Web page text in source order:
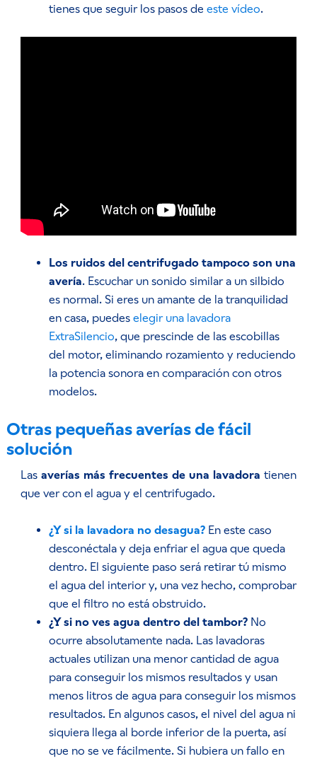
tienes que seguir los pasos de este vídeo.
Los ruidos del centrifugado tampoco son una
avería. Escuchar un sonido similar a un silbido
es normal. Si eres un amante de la tranquilidad
en casa, puedes elegir una lavadora
ExtraSilencio, que prescinde de las escobillas
del motor, eliminando rozamiento y reduciendo
la potencia sonora en comparación con otros
modelos.
Otras pequeñas averías de fácil
solución
Las averías más frecuentes de una lavadora tienen
que ver con el agua y el centrifugado.
¿Y si la lavadora no desagua?En este caso
desconéctala y deja enfriar el agua que queda
dentro. El siguiente paso será retirar tú mismo
el agua del interior y, una vez hecho, comprobar
que el filtro no está obstruido.
¿Y si no ves agua dentro del tambor?No
ocurre absolutamente nada. Las lavadoras
actuales utilizan una menor cantidad de agua
para conseguir los mismos resultados y usan
menos litros de agua para conseguir los mismos
resultados. En algunos casos, el nivel del agua ni
siquiera llega al borde inferior de la puerta, así
que no se ve fácilmente. Si hubiera un fallo en